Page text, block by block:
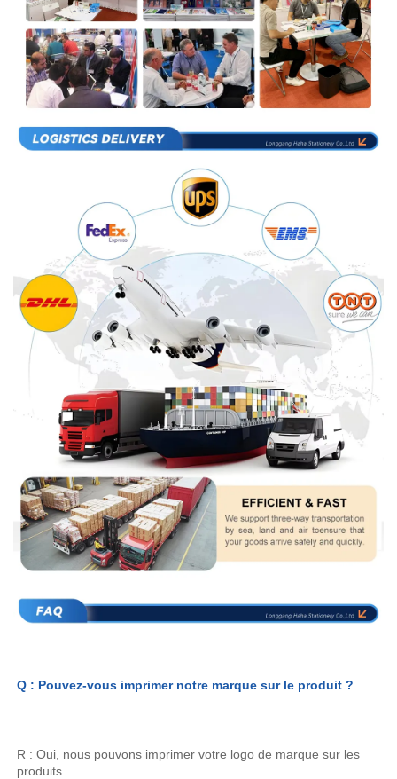
Q : Pouvez-vous imprimer notre marque sur le produit ?
R : Oui, nous pouvons imprimer votre logo de marque sur les
produits.